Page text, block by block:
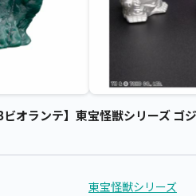
ビオランテ】東宝怪獣シリーズ
東宝怪獣シリーズ